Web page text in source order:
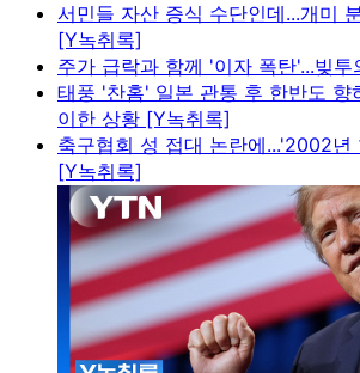
서민들 자산 증식 수단인데...개미
[Y녹취록]
주가 급락과 함께 '이자 폭탄'...빚
태풍 '찬홈' 일본 관통 후 한반도 향
이한 상황 [Y녹취록]
축구협회 성 접대 논란에...'2002년
[Y녹취록]